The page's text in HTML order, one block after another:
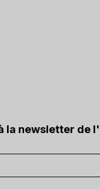
la newsletter de